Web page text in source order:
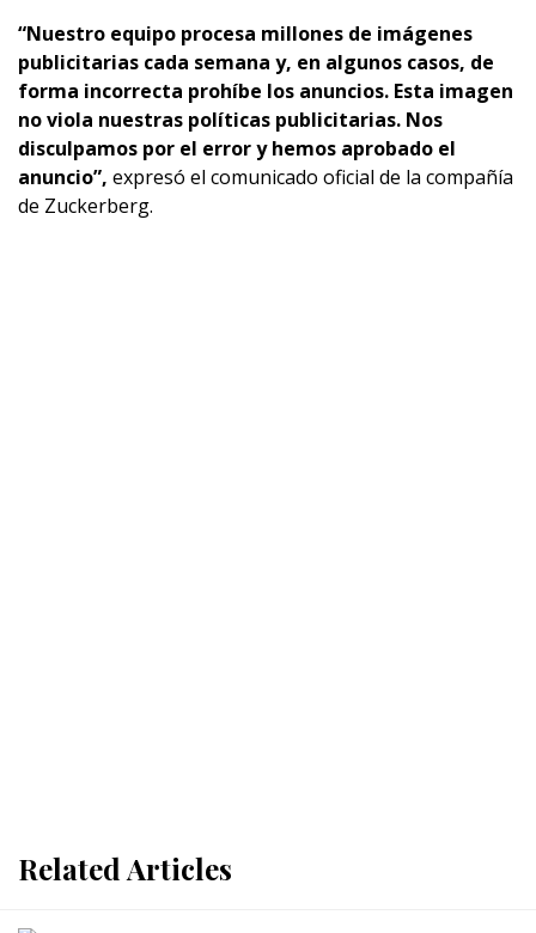
“Nuestro equipo procesa millones de imágenes
publicitarias cada semana y, en algunos casos, de
forma incorrecta prohíbe los anuncios. Esta imagen
no viola nuestras políticas publicitarias. Nos
disculpamos por el error y hemos aprobado el
anuncio”, expresó el comunicado oficial de la compañía
de Zuckerberg.
Related Articles